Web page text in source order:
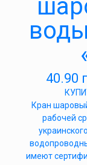
40.90
Кран
рабочей
имеют